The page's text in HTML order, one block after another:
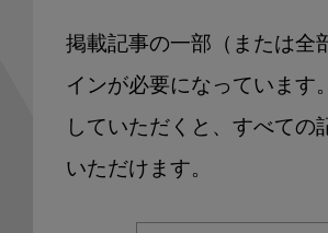
掲載記事の一部（または全
インが必要になっています
していただくと、すべての
いただけます。